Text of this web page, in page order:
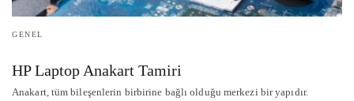
GENEL
HP Laptop Anakart Tamiri
Anakart, tüm bileşenlerin birbirine bağlı olduğu merkezi bir yapıdır.